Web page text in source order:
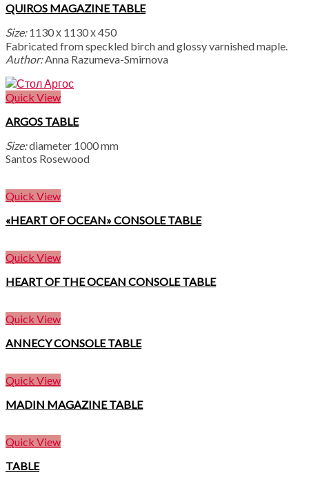
QUIROS MAGAZINE TABLE
Size:1130 х 1130 х 450
Fabricated from speckled birch and glossy varnished maple.
Author:Anna Razumeva-Smirnova
Quick View
ARGOS TABLE
Size:diameter 1000 mm
Santos Rosewood
Quick View
«HEART OF OCEAN» CONSOLE TABLE
Quick View
HEART OF THE OCEAN CONSOLE TABLE
Quick View
ANNECY CONSOLE TABLE
Quick View
MADIN MAGAZINE TABLE
Quick View
TABLE